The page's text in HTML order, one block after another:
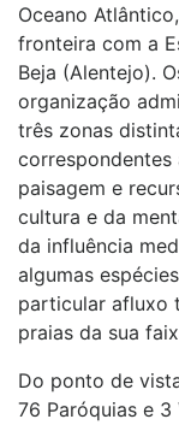
Oceano
fronteira com a
Beja (Alentejo).
organização
três zonas
correspondentes
paisagem e
cultura e da
da influência
algumas
particular afluxo
praias da sua
Do ponto de
76 Paróquias e